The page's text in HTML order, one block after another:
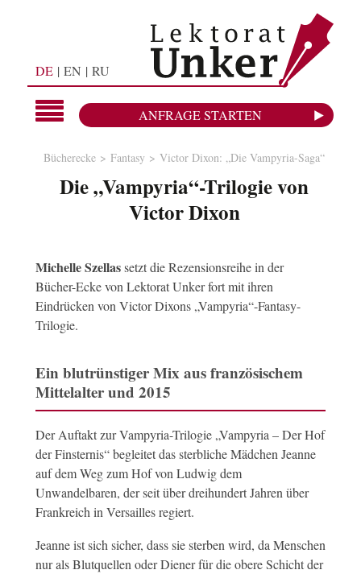
DE EN RU
ANFRAGE STARTEN
Bücherecke Fantasy Victor Dixon: „Die Vampyria-Saga“
Die „Vampyria“-Trilogie von
Victor Dixon
Michelle Szellassetzt die Rezensionsreihe in der
Bücher-Ecke von Lektorat Unker fort mit ihren
Eindrücken von Victor Dixons „Vampyria“-Fantasy-
Trilogie.
Ein blutrünstiger Mix aus französischem
Mittelalter und 2015
Der Auftakt zur Vampyria-Trilogie „Vampyria – Der Hof
der Finsternis“ begleitet das sterbliche Mädchen Jeanne
auf dem Weg zum Hof von Ludwig dem
Unwandelbaren, der seit über dreihundert Jahren über
Frankreich in Versailles regiert.
Jeanne ist sich sicher, dass sie sterben wird, da Menschen
nur als Blutquellen oder Diener für die obere Schicht der